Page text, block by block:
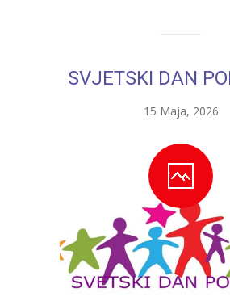
Edukacije
-- Jelovnik za djecu
-- Obrasci i zahtjevi
-- Obavještenja za roditelje
SVJETSKI DAN
15 Maja, 2026